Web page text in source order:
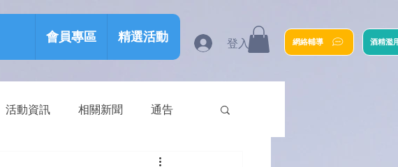
會員專區 精選活動 登入 網絡輔導 酒精濫
活動資訊 相關新聞 通告